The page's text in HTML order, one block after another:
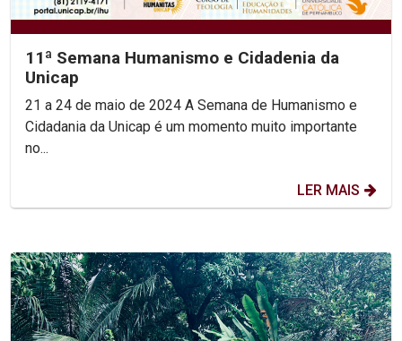
11ª Semana Humanismo e Cidadenia da
Unicap
21 a 24 de maio de 2024 A Semana de Humanismo e
Cidadania da Unicap é um momento muito importante
no...
LER MAIS